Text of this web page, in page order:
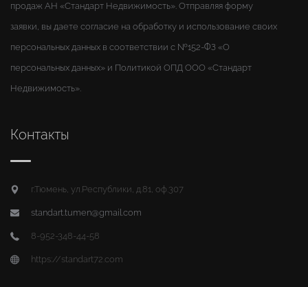
продаж АН «Стандарт Недвижимость». Отправляя форму
заявки, вы даете согласие на обработку и использование своих
персональных данных в соответствии с №152-ФЗ «О
персональных данных» и Политикой ОПД ООО «Стандарт
Недвижимость».
Контакты
г.Тюмень, ул.Республики, д.81, оф.307
standart.tumen@gmail.com
8-952-348-44-58
https://standart72.com